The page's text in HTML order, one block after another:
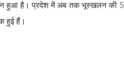
हुआ है। प्रदेश में अब तक भूस्खलन की
हुई हैं।